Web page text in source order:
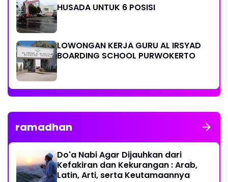
HUSADA UNTUK 6 POSISI
LOWONGAN KERJA GURU AL IRSYAD
BOARDING SCHOOL PURWOKERTO
ramadhan
Do'a Nabi Agar Dijauhkan dari
Kefakiran dan Kekurangan : Arab,
Latin, Arti, serta Keutamaannya